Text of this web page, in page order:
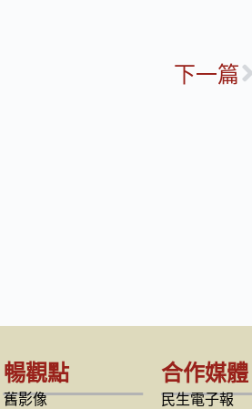
下一篇
暢觀點
舊影像
合作媒體
民生電子報